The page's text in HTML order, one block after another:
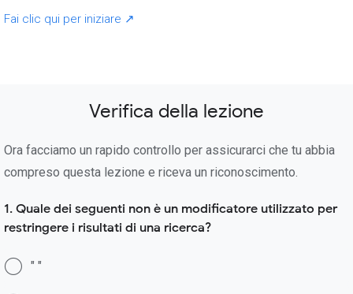
Fai clic qui per iniziare ↗
Verifica della lezione
Ora facciamo un rapido controllo per assicurarci che tu abbia
compreso questa lezione e riceva un riconoscimento.
1. Quale dei seguenti non è un modificatore utilizzato per
restringere i risultati di una ricerca?
" "